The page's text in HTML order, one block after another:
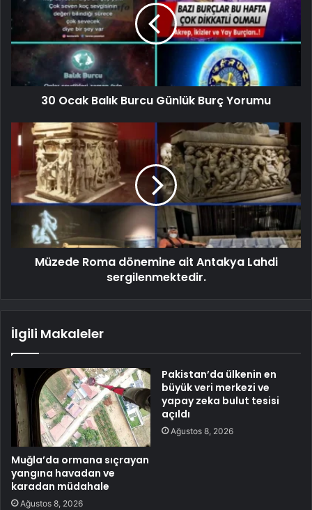
30 Ocak Balık Burcu Günlük Burç Yorumu
Müzede Roma dönemine ait Antakya Lahdi
sergilenmektedir.
İlgili Makaleler
Muğla’da ormana sıçrayan
yangına havadan ve
karadan müdahale
Ağustos 8, 2026
Pakistan’da ülkenin en
büyük veri merkezi ve
yapay zeka bulut tesisi
açıldı
Ağustos 8, 2026